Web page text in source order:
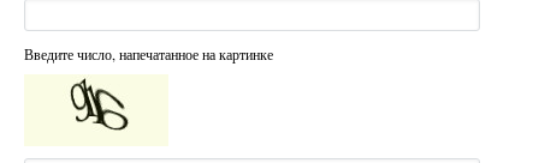
Введите число, напечатанное на картинке